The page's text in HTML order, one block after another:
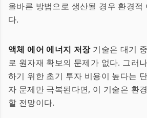
올바른 방법으로 생산될 경우 환경적
다.
액체 에어 에너지 저장기술은 대기
로 원자재 확보의 문제가 없다. 그러
하기 위한 초기 투자 비용이 높다는
자 문제만 극복된다면, 이 기술은 환
할 전망이다.